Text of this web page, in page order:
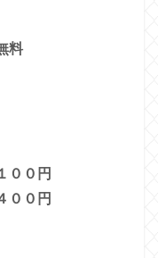
料
００円
００円